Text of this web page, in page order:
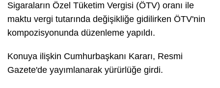
Sigaraların Özel Tüketim Vergisi (ÖTV) oranı ile
maktu vergi tutarında değişikliğe gidilirken ÖTV'nin
kompozisyonunda düzenleme yapıldı.
Konuya ilişkin Cumhurbaşkanı Kararı, Resmi
Gazete'de yayımlanarak yürürlüğe girdi.